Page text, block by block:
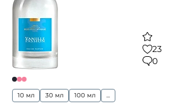
23
0
10 мл 30 мл 100 мл ...